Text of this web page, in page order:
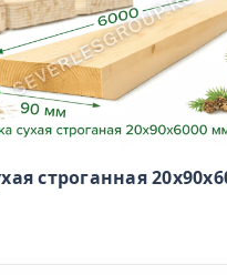
строганная